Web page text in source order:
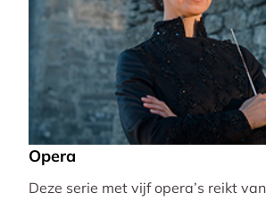
Opera
Deze serie met vijf opera’s reikt